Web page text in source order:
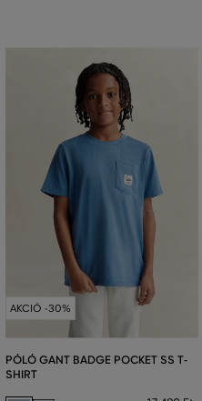
AKCIÓ -30%
PÓLÓ GANT BADGE POCKET SS T-
SHIRT